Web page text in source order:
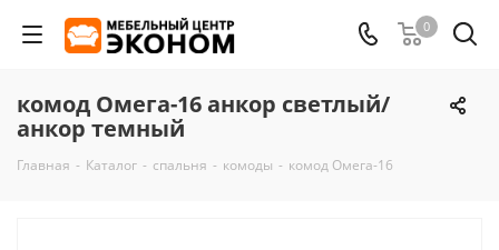
0
комод Омега-16 анкор светлый/
анкор темный
Главная - Каталог - спальня - комоды - комод Омега-16